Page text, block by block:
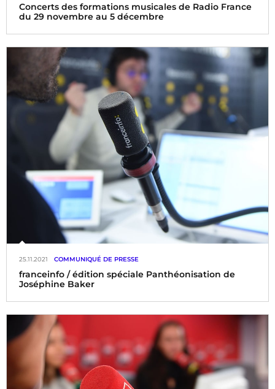
Concerts des formations musicales de Radio France
du 29 novembre au 5 décembre
franceinfo / édition spéciale Panthéonisation de
Joséphine Baker
25.11.2021 COMMUNIQUÉ DE PRESSE